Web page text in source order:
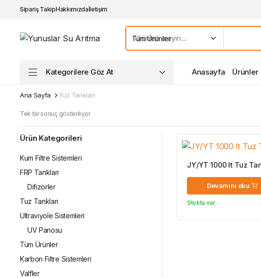
Sipariş TakipHakkımızdaİletişim
Kategorilere Göz At Anasayfa Ürünler
Ana Sayfa Tuz Tankları
Tek bir sonuç gösteriliyor
JY/YT 1000 lt Tuz
Devamını oku
Stokta var
Ürün Kategorileri
Kum Filtre Sistemleri
FRP Tankları
Difizörler
Tuz Tankları
Ultraviyole Sistemleri
UV Panosu
Tüm Ürünler
Karbon Filtre Sistemleri
Valfler